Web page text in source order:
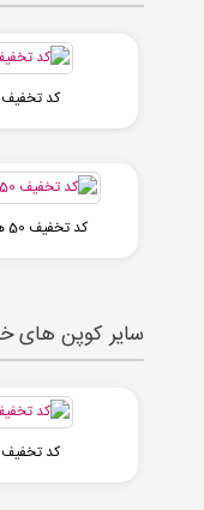
کد تخفیف 15% خرید اشتراک 6 ماهه آی اپس
کد تخفیف 50 هزار تومانی آی اپس برای اشتراک 4 ماهه
سایر کوپن های
کد تخفیف 15% خرید اشتراک 6 ماهه آی اپس